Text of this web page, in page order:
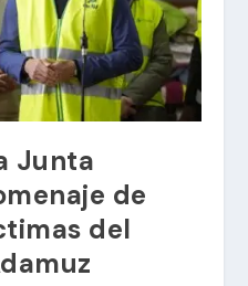
Junta
de
del